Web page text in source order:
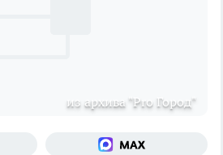
из архива "Pro Город"